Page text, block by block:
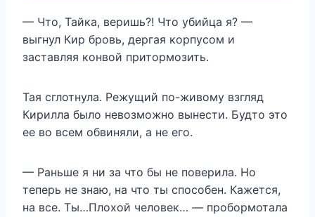
— Что, Тайка, веришь?! Что убийца я? —
выгнул Кир бровь, дергая корпусом и
заставляя конвой притормозить.
Тая сглотнула. Режущий по-живому взгляд
Кирилла было невозможно вынести. Будто это
ее во всем обвиняли, а не его.
— Раньше я ни за что бы не поверила. Но
теперь не знаю, на что ты способен. Кажется,
на все. Ты…Плохой человек… — пробормотала